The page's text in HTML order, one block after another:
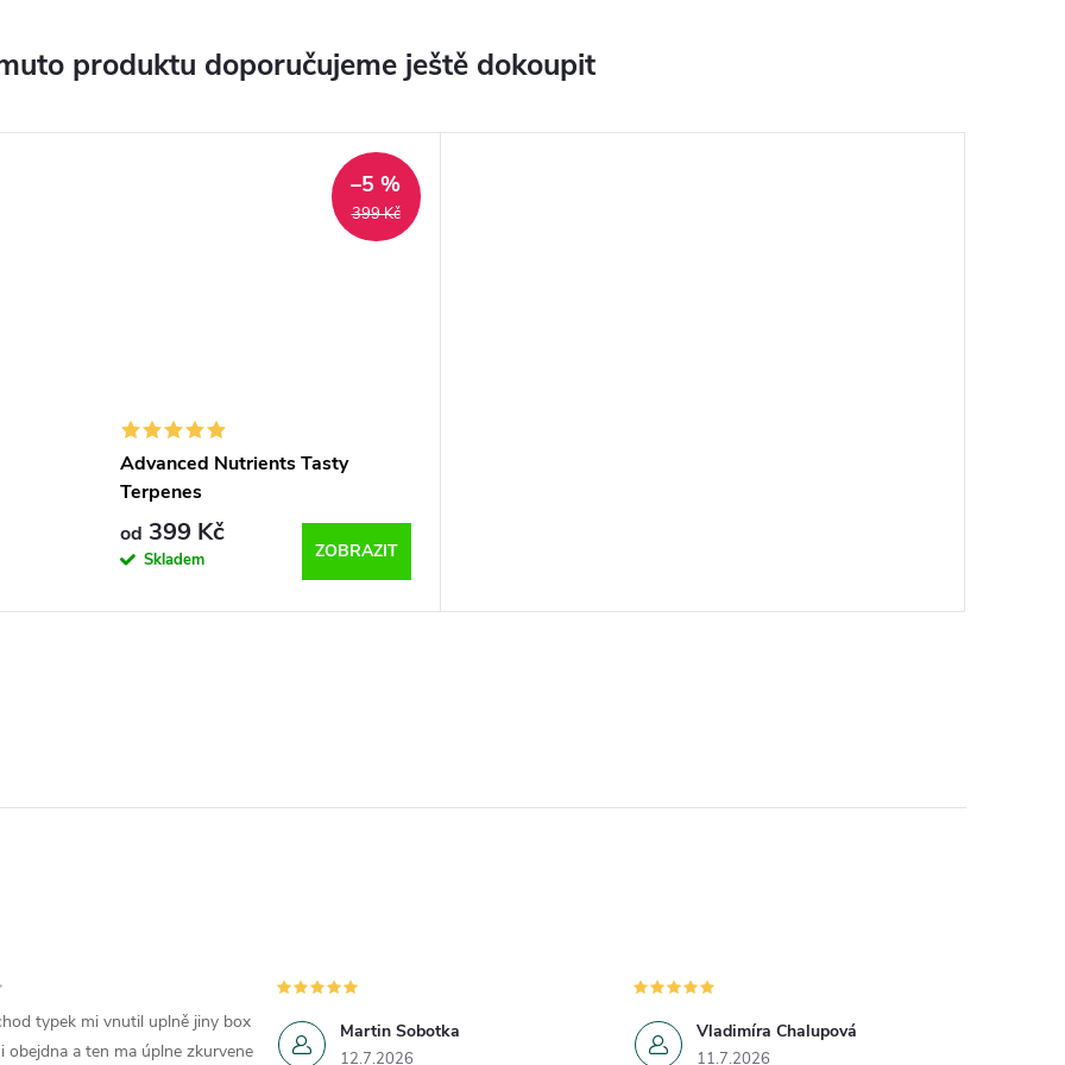
produktu doporučujeme ještě dokoupit
399 Kč
–5 %
Advanced Nutrients Tasty
Terpenes
od 399 Kč
Skladem ZOBRAZIT
typek mi vnutil uplně jiny box
obejdna a ten ma úplne zkurvene
Martin Sobotka
12.7.2026
Vladimíra Chalupová
11.7.2026